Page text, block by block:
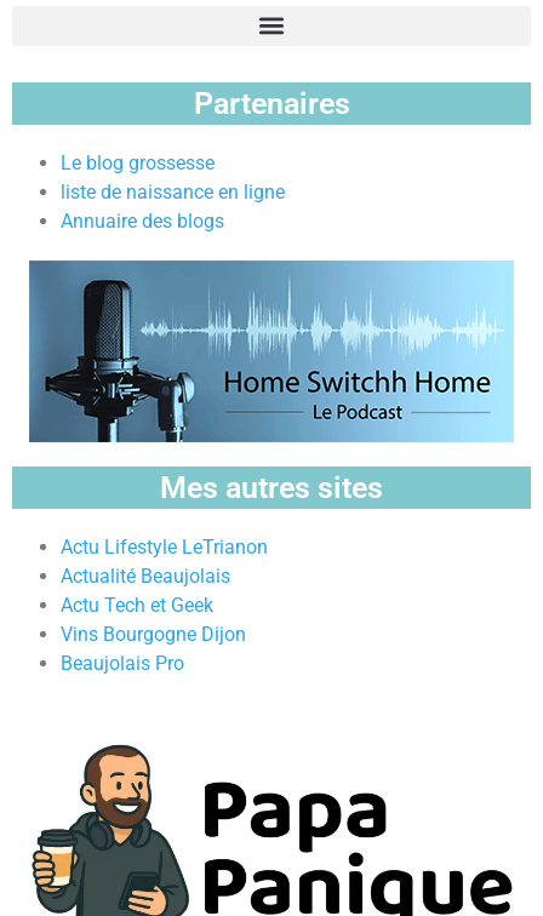
Partenaires
Le blog grossesse
liste de naissance en ligne
Annuaire des blogs
Mes autres sites
Actu Lifestyle LeTrianon
Actualité Beaujolais
Actu Tech et Geek
Vins Bourgogne Dijon
Beaujolais Pro